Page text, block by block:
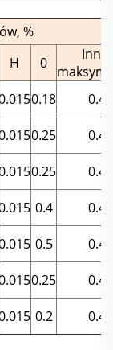
%
H 0
Inne,
0.18
0.4
0.25
0.4
0.25
0.4
0.4
0.4
0.5
0.4
0.25
0.4
0.2 0.4